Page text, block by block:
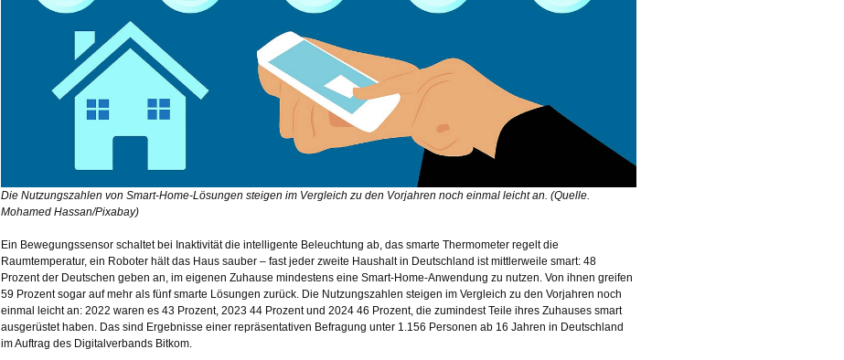
Die Nutzungszahlen von Smart-Home-Lösungen steigen im Vergleich zu den Vorjahren noch einmal leicht an. (Quelle.
Mohamed Hassan/Pixabay)
Ein Bewegungssensor schaltet bei Inaktivität die intelligente Beleuchtung ab, das smarte Thermometer regelt die
Raumtemperatur, ein Roboter hält das Haus sauber – fast jeder zweite Haushalt in Deutschland ist mittlerweile smart: 48
Prozent der Deutschen geben an, im eigenen Zuhause mindestens eine Smart-Home-Anwendung zu nutzen. Von ihnen greifen
59 Prozent sogar auf mehr als fünf smarte Lösungen zurück. Die Nutzungszahlen steigen im Vergleich zu den Vorjahren noch
einmal leicht an: 2022 waren es 43 Prozent, 2023 44 Prozent und 2024 46 Prozent, die zumindest Teile ihres Zuhauses smart
ausgerüstet haben. Das sind Ergebnisse einer repräsentativen Befragung unter 1.156 Personen ab 16 Jahren in Deutschland
im Auftrag des Digitalverbands Bitkom.